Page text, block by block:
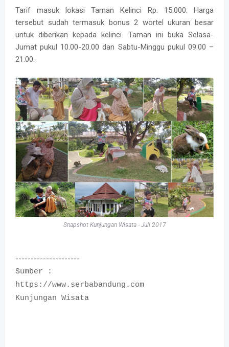
Tarif masuk lokasi Taman Kelinci Rp. 15.000. Harga
tersebut sudah termasuk bonus 2 wortel ukuran besar
untuk diberikan kepada kelinci. Taman ini buka Selasa-
Jumat pukul 10.00-20.00 dan Sabtu-Minggu pukul 09.00 –
21.00.
Snapshot Kunjungan Wisata - Juli 2017
---------------------
Sumber :
https://www.serbabandung.com
Kunjungan Wisata